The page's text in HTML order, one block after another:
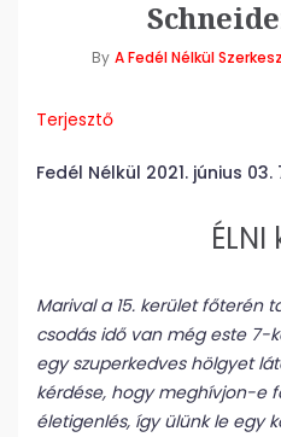
By A Fedél Nélkül
Terjesztő
Fedél Nélkül 2021. június
Marival a 15. kerület főterén
csodás idő van még este 7-
egy szuperkedves hölgyet
kérdése, hogy meghívjon-e
életigenlés, így ülünk le egy